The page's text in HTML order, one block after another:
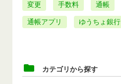
変更 手数料 通帳
通帳アプリ ゆうちょ銀行
カテゴリから探す